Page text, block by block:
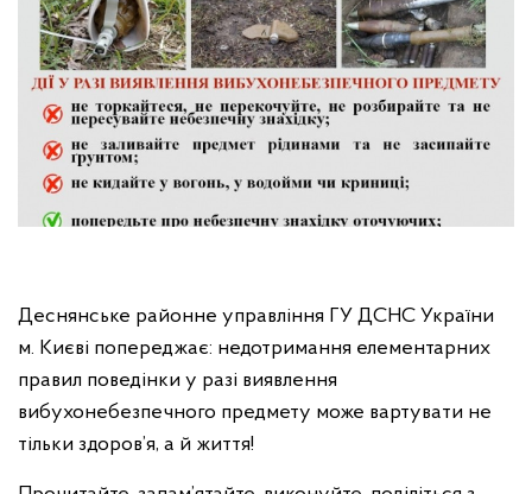
Деснянське районне управління ГУ ДСНС України
м. Києві попереджає: недотримання елементарних
правил поведінки у разі виявлення
вибухонебезпечного предмету може вартувати не
тільки здоров’я, а й життя!